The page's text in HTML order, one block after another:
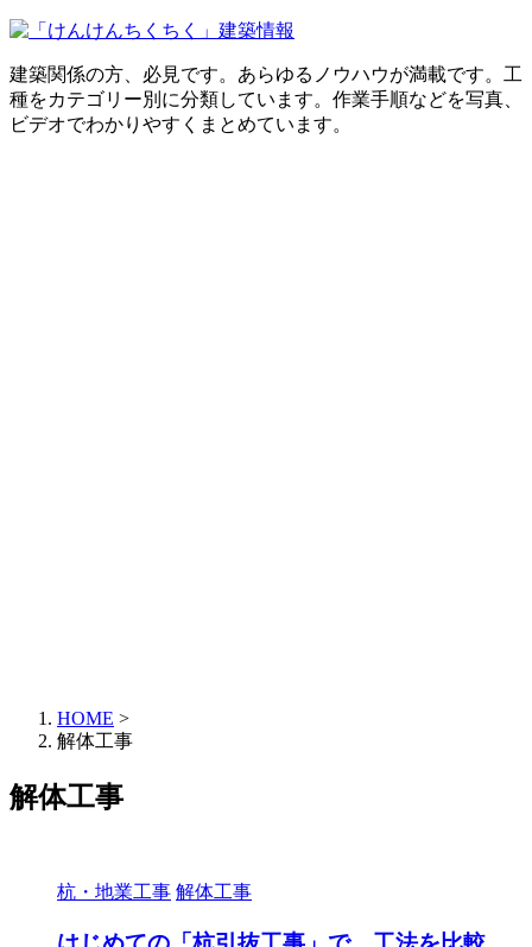
建築関係の方、必見です。あらゆるノウハウが満載です。工
種をカテゴリー別に分類しています。作業手順などを写真、
ビデオでわかりやすくまとめています。
HOME >
解体工事
解体工事
杭・地業工事 解体工事